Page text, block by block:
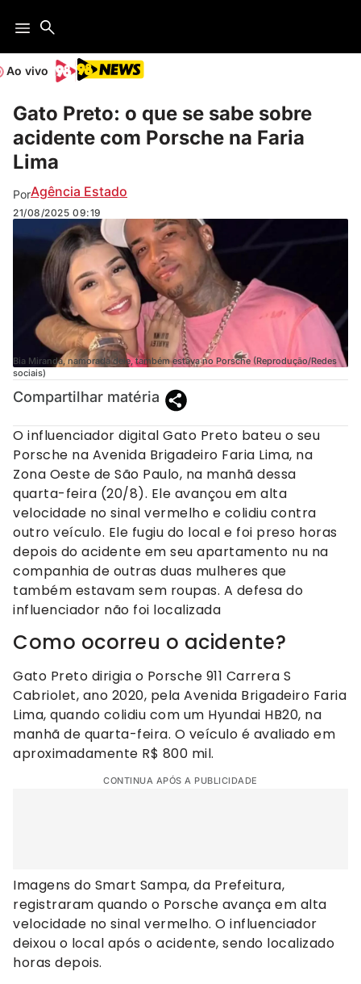
Ao vivo
Gato Preto: o que se sabe sobre
acidente com Porsche na Faria
Lima
PorAgência Estado
21/08/2025 09:19
Bia Miranda, namorada dele, também estava no Porsche (Reprodução/Redes
sociais)
Compartilhar matéria
O influenciador digital Gato Preto bateu o seu
Porsche na Avenida Brigadeiro Faria Lima, na
Zona Oeste de São Paulo, na manhã dessa
quarta-feira (20/8). Ele avançou em alta
velocidade no sinal vermelho e colidiu contra
outro veículo. Ele fugiu do local e foi preso horas
depois do acidente em seu apartamento nu na
companhia de outras duas mulheres que
também estavam sem roupas. A defesa do
influenciador não foi localizada
Como ocorreu o acidente?
Gato Preto dirigia o Porsche 911 Carrera S
Cabriolet, ano 2020, pela Avenida Brigadeiro Faria
Lima, quando colidiu com um Hyundai HB20, na
manhã de quarta-feira. O veículo é avaliado em
aproximadamente R$ 800 mil.
CONTINUA APÓS A PUBLICIDADE
Imagens do Smart Sampa, da Prefeitura,
registraram quando o Porsche avança em alta
velocidade no sinal vermelho. O influenciador
deixou o local após o acidente, sendo localizado
horas depois.